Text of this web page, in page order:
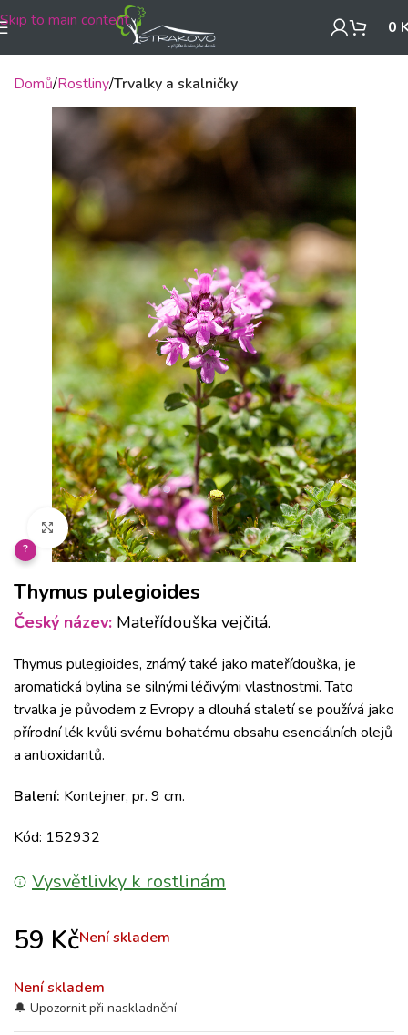
Skip to main content 0
Domů Rostliny Trvalky a skalničky
Klikněte pro zvětšení
?
Thymus pulegioides
Český název: Mateřídouška vejčitá.
Thymus pulegioides, známý také jako mateřídouška, je
aromatická bylina se silnými léčivými vlastnostmi. Tato
trvalka je původem z Evropy a dlouhá staletí se používá jako
přírodní lék kvůli svému bohatému obsahu esenciálních olejů
a antioxidantů.
Balení: Kontejner, pr. 9 cm.
Kód: 152932
Vysvětlivky k rostlinám
59 KčNení skladem
Není skladem